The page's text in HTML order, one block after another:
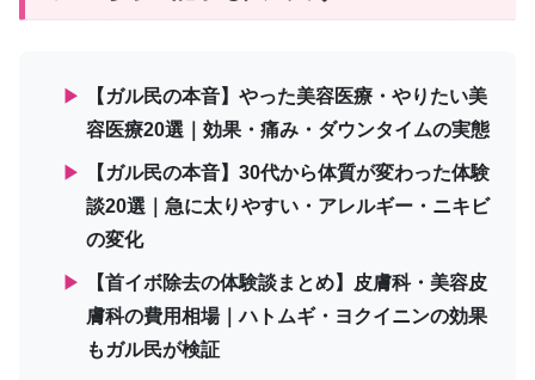
▶
【ガル民の本音】やった美容医療・やりたい美
容医療20選｜効果・痛み・ダウンタイムの実態
▶
【ガル民の本音】30代から体質が変わった体験
談20選｜急に太りやすい・アレルギー・ニキビ
の変化
▶
【首イボ除去の体験談まとめ】皮膚科・美容皮
膚科の費用相場｜ハトムギ・ヨクイニンの効果
もガル民が検証